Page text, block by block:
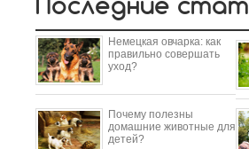
Немецкая овчарка: как
правильно совершать
уход?
Почему полезны
домашние животные для
детей?